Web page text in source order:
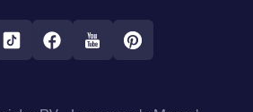
Fly me to the stars